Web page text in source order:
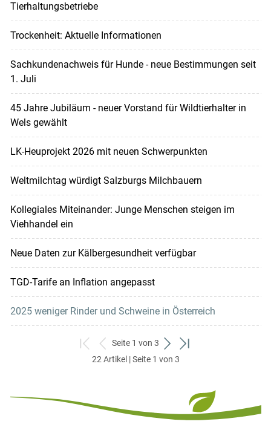
Tierhaltungsbetriebe
Trockenheit: Aktuelle Informationen
Sachkundenachweis für Hunde - neue Bestimmungen seit
1. Juli
45 Jahre Jubiläum - neuer Vorstand für Wildtierhalter in
Wels gewählt
LK-Heuprojekt 2026 mit neuen Schwerpunkten
Weltmilchtag würdigt Salzburgs Milchbauern
Kollegiales Miteinander: Junge Menschen steigen im
Viehhandel ein
Neue Daten zur Kälbergesundheit verfügbar
TGD-Tarife an Inflation angepasst
2025 weniger Rinder und Schweine in Österreich
zum
ersten
zurück
zum
Seite 1 von 3
weiter
zum
zum
22 Artikel | Seite 1 von 3